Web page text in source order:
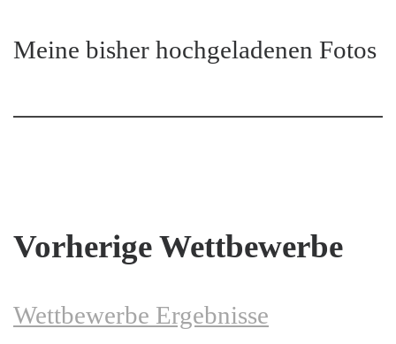
Meine bisher hochgeladenen Fotos
Vorherige Wettbewerbe
Wettbewerbe Ergebnisse